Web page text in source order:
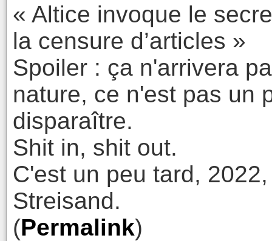
« Altice invoque le
la censure d’articles »
Spoiler : ça n'arrivera
nature, ce n'est pas un
disparaître.
Shit in, shit out.
C'est un peu tard,
Streisand.
(Permalink)